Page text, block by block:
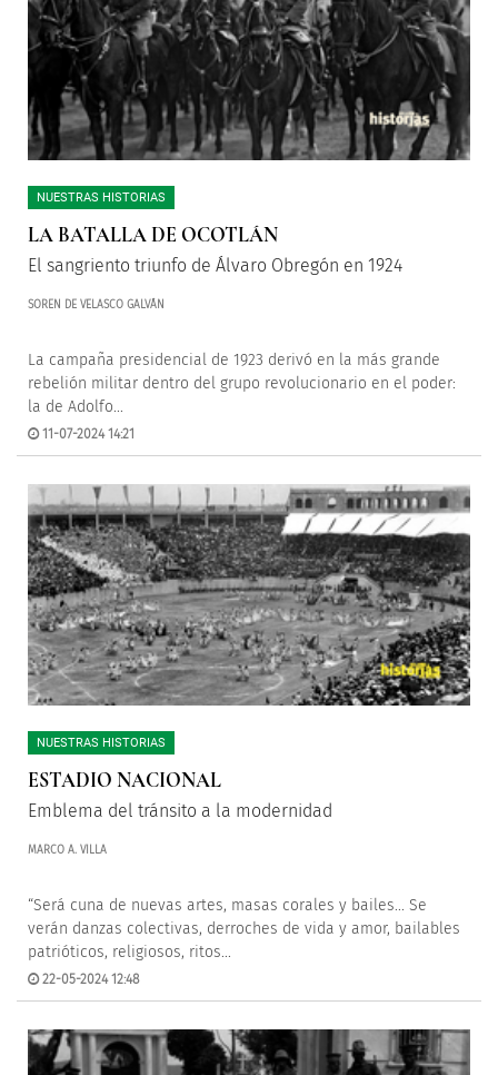
NUESTRAS HISTORIAS
LA BATALLA DE OCOTLÁN
El sangriento triunfo de Álvaro Obregón en 1924
SOREN DE VELASCO GALVÁN
La campaña presidencial de 1923 derivó en la más grande
rebelión militar dentro del grupo revolucionario en el poder:
la de Adolfo...
11-07-2024 14:21
NUESTRAS HISTORIAS
ESTADIO NACIONAL
Emblema del tránsito a la modernidad
MARCO A. VILLA
“Será cuna de nuevas artes, masas corales y bailes... Se
verán danzas colectivas, derroches de vida y amor, bailables
patrióticos, religiosos, ritos...
22-05-2024 12:48